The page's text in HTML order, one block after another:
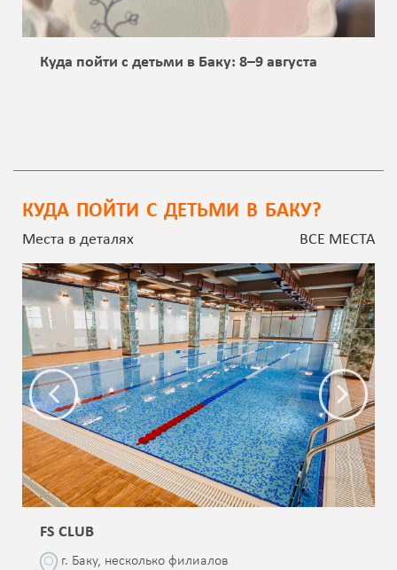
Куда пойти с детьми в Баку: 8–9 августа
КУДА ПОЙТИ С ДЕТЬМИ В БАКУ?
Места в деталях ВСЕ МЕСТА
FS CLUB
г. Баку, несколько филиалов